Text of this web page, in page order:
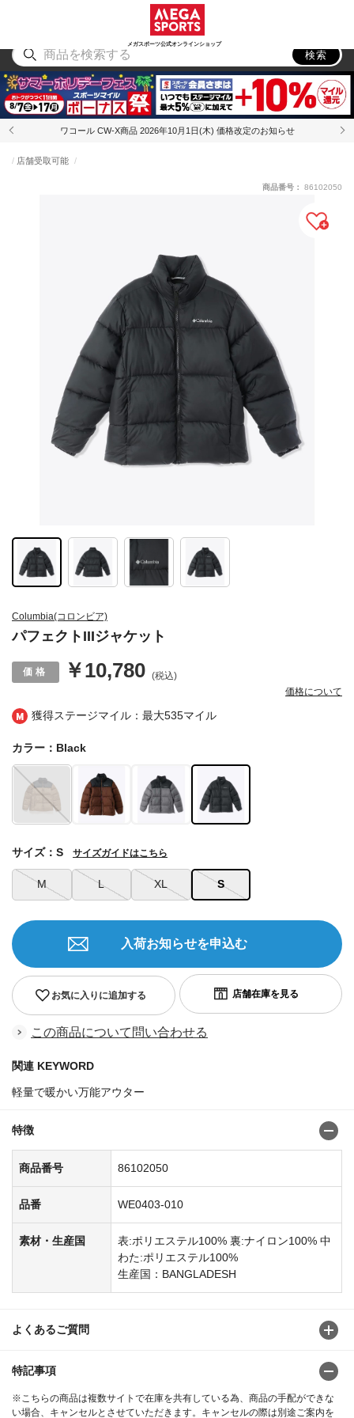
メガスポーツ公式オンラインショップ
アウトドア
検索
ワコール CW-X商品 2026年10月1日(木) 価格改定のお知らせ
獲得ステージマイル：最大535マイル
Columbia(コロンビア)
パフェクトIIIジャケット
店舗受取可能
￥10,780 (税込)
価格について
商品番号： 86102050
カラー：Black
M L XL S
サイズ：S サイズガイドはこちら
お気に入りに追加する
入荷お知らせを申込む
この商品について問い合わせる
関連 KEYWORD
軽量で暖かい万能アウター
特徴
商品番号 86102050
品番 WE0403-010
素材・生産国
表:ポリエステル100% 裏:ナイロン100% 中
わた:ポリエステル100%
生産国：BANGLADESH
よくあるご質問
特記事項
※こちらの商品は複数サイトで在庫を共有している為、商品の手配ができな
い場合、キャンセルとさせていただきます。キャンセルの際は別途ご案内を